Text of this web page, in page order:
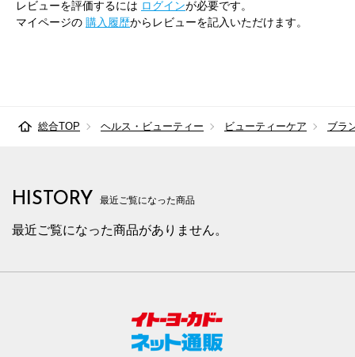
レビューを評価するには ログインが必要です。
マイページの 購入履歴からレビューを記入いただけます。
総合TOP ヘルス・ビューティー ビューティーケア ブラ
HISTORY 最近ご覧になった商品
最近ご覧になった商品がありません。